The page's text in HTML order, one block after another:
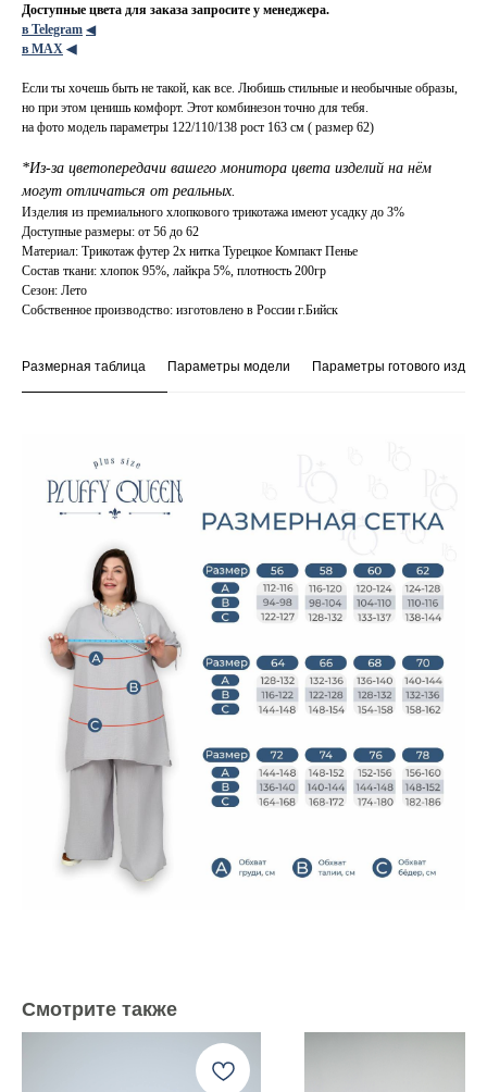
Доступные цвета для заказа запросите у менеджера.
в Telegram ◀
в МАХ ◀
Если ты хочешь быть не такой, как все. Любишь стильные и необычные образы,
но при этом ценишь комфорт. Этот комбинезон точно для тебя.
на фото модель параметры 122/110/138 рост 163 см ( размер 62)
*Из-за цветопередачи вашего монитора цвета изделий на нём
могут отличаться от реальных.
Изделия из премиального хлопкового трикотажа имеют усадку до 3%
Доступные размеры: от 56 до 62
Материал: Трикотаж футер 2х нитка Турецкое Компакт Пенье
Состав ткани: хлопок 95%, лайкра 5%, плотность 200гр
Сезон: Лето
Собственное производство: изготовлено в России г.Бийск
Размерная таблица Параметры модели Параметры готового
Смотрите также